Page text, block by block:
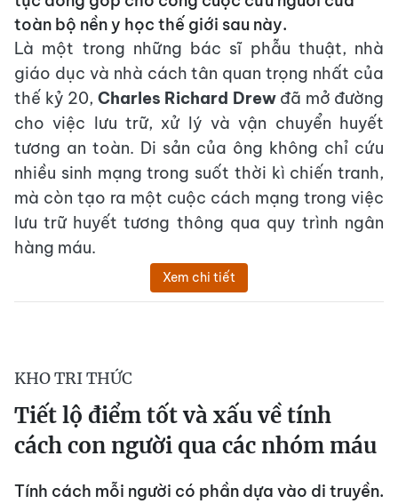
toàn bộ nền y học thế giới sau này.
Là một trong những bác sĩ phẫu thuật, nhà
giáo dục và nhà cách tân quan trọng nhất của
thế kỷ 20, Charles Richard Drewđã mở đường
cho việc lưu trữ, xử lý và vận chuyển huyết
tương an toàn. Di sản của ông không chỉ cứu
nhiều sinh mạng trong suốt thời kì chiến tranh,
mà còn tạo ra một cuộc cách mạng trong việc
lưu trữ huyết tương thông qua quy trình ngân
hàng máu.
Xem chi tiết
KHO TRI THỨC
Tiết lộ điểm tốt và xấu về tính
cách con người qua các nhóm máu
Tính cách mỗi người có phần dựa vào di truyền.